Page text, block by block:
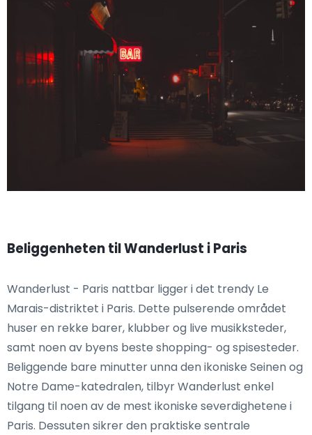
Beliggenheten til Wanderlust i Paris
Wanderlust - Paris nattbar ligger i det trendy Le
Marais-distriktet i Paris. Dette pulserende området
huser en rekke barer, klubber og live musikksteder,
samt noen av byens beste shopping- og spisesteder.
Beliggende bare minutter unna den ikoniske Seinen og
Notre Dame-katedralen, tilbyr Wanderlust enkel
tilgang til noen av de mest ikoniske severdighetene i
Paris. Dessuten sikrer den praktiske sentrale